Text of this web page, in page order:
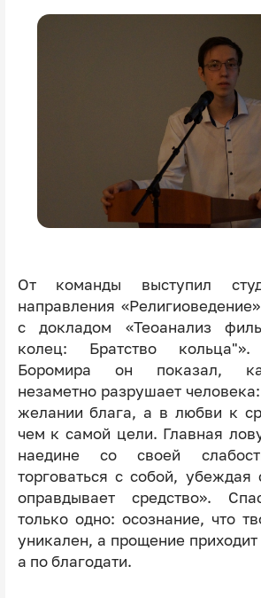
От команды выступил
направления «Религиоведение»
с докладом «Теоанализ
колец: Братство
Боромира он показал,
незаметно разрушает
желании блага, а в любви к
чем к самой цели. Главная
наедине со своей
торговаться с собой, убеждая
оправдывает средство».
только одно: осознание, что
уникален, а прощение приходит
а по благодати.